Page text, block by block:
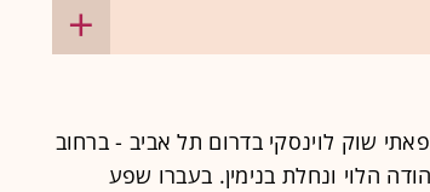
שוק לוינסקי בדרום תל אביב - ברחוב
הלוי ונחלת בנימין. בעברו שפע